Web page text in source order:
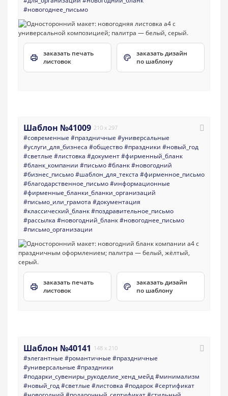
#новогоднее_письмо
заказать печать
листовок
заказать дизайн
по шаблону
Шаблон №41009 210 x 297
#современные #праздничные #универсальные
#услуги_для_бизнеса #общество#праздники #новый_год
#светлые #листовка #документ#фирменный_бланк
#бланк_компании #письмо#бланк#новогодний
#бизнес_письмо#шаблон_для_текста #фирменное_письмо
#благодарственное_письмо#информационные
#фирменные_бланки_бланки_организаций
#письмо_или_грамота #документация
#классический_бланк#поздравительное_письмо
#рассылка #новогодний_бланк#новогоднее_письмо
#письмо_организации
заказать печать
листовок
заказать дизайн
по шаблону
Шаблон №40141 148 x 210
#элегантные #романтичные #праздничные
#универсальные #праздники
#подарки_сувениры_рукоделие_хенд_мейд#минимализм
#новый_год#светлые #листовка #подарок#сертификат